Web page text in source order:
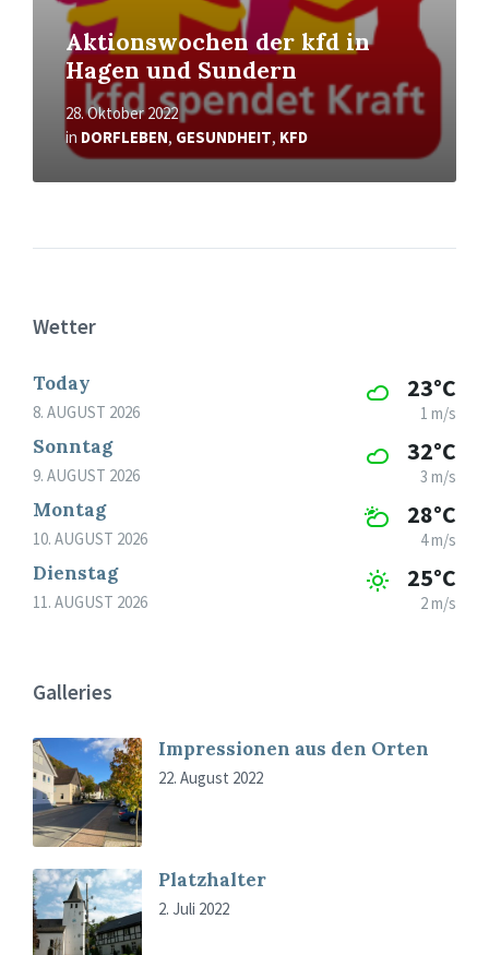
Aktionswochen der kfd in
Hagen und Sundern
28. Oktober 2022
in DORFLEBEN, GESUNDHEIT, KFD
Wetter
Today
8. AUGUST 2026
23°C
1 m/s
Sonntag
9. AUGUST 2026
32°C
3 m/s
Montag
10. AUGUST 2026
28°C
4 m/s
Dienstag
11. AUGUST 2026
25°C
2 m/s
Galleries
Impressionen aus den Orten
22. August 2022
Platzhalter
2. Juli 2022